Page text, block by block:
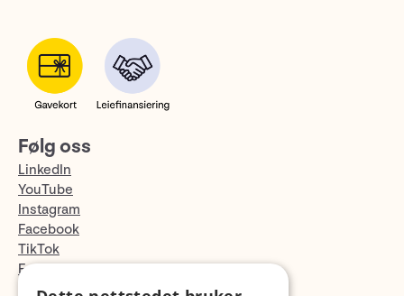
Følg oss
LinkedIn
YouTube
Instagram
Facebook
TikTok
Fotopodden